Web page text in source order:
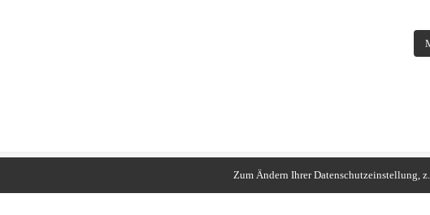
Zum Ändern Ihrer Datenschutzeinstellung,